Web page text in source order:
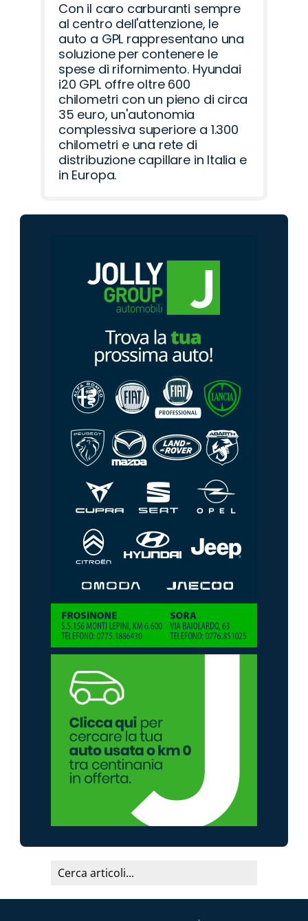
Con il caro carburanti sempre
al centro dell'attenzione, le
auto a GPL rappresentano una
soluzione per contenere le
spese di rifornimento. Hyundai
i20 GPL offre oltre 600
chilometri con un pieno di circa
35 euro, un'autonomia
complessiva superiore a 1.300
chilometri e una rete di
distribuzione capillare in Italia e
in Europa.